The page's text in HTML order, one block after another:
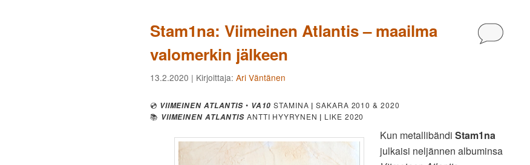
Stam1na: Viimeinen Atlantis – maailma
valomerkin jälkeen
Kommentoi
13.2.2020 | Kirjoittaja: Ari Väntänen
💿 VIIMEINEN ATLANTIS • VA10 STAMINA | SAKARA 2010 & 2020
📚 VIIMEINEN ATLANTIS ANTTI HYYRYNEN | LIKE 2020
Kun metallibändi Stam1na
julkaisi neljännen albuminsa